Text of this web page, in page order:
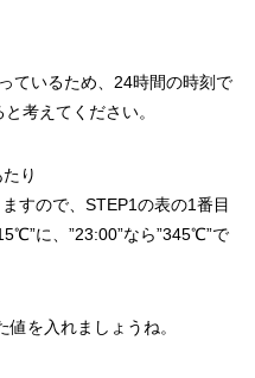
ているため、24時間の時刻で
考えてください。
り
すので、STEP1の表の1番目
に、”23:00”なら”345℃”で
値を入れましょうね。